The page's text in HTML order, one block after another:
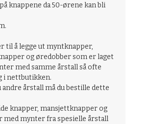
knappene da 50-ørene kan bli
til å legge ut myntknapper,
og øredobber som er laget
med samme årstall så ofte
i nettbutikken.
årstall må du bestille dette
knapper, mansjettknapper og
med mynter fra spesielle årstall